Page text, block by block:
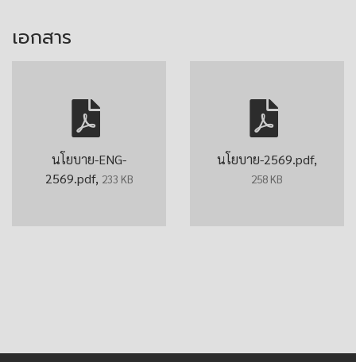
เอกสาร
นโยบาย-ENG-
2569.pdf, 233 KB
นโยบาย-2569.pdf,
258 KB